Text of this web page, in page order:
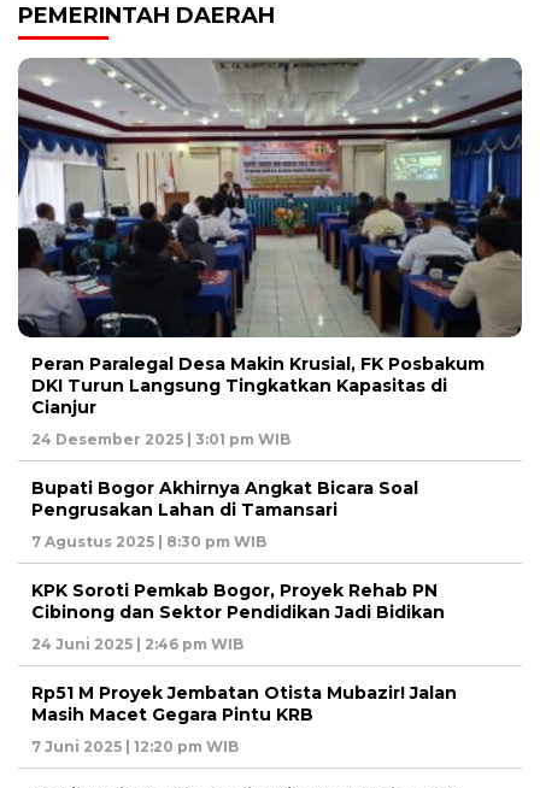
PEMERINTAH DAERAH
Peran Paralegal Desa Makin Krusial, FK Posbakum
DKI Turun Langsung Tingkatkan Kapasitas di
Cianjur
24 Desember 2025 | 3:01 pm WIB
Bupati Bogor Akhirnya Angkat Bicara Soal
Pengrusakan Lahan di Tamansari
7 Agustus 2025 | 8:30 pm WIB
KPK Soroti Pemkab Bogor, Proyek Rehab PN
Cibinong dan Sektor Pendidikan Jadi Bidikan
24 Juni 2025 | 2:46 pm WIB
Rp51 M Proyek Jembatan Otista Mubazir! Jalan
Masih Macet Gegara Pintu KRB
7 Juni 2025 | 12:20 pm WIB